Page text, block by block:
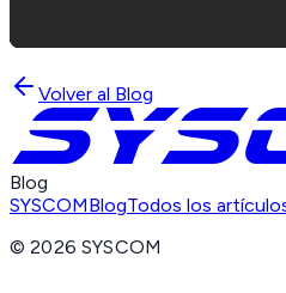
Volver al Blog
Blog
SYSCOMBlogTodos los
©2026 SYSCOM